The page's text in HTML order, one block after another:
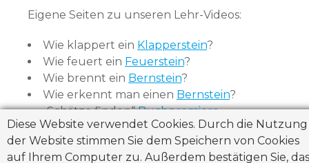
Eigene Seiten zu unseren Lehr-Videos:
Wie klappert ein Klapperstein?
Wie feuert ein Feuerstein?
Wie brennt ein Bernstein?
Wie erkennt man einen Bernstein?
„Schätze finden“Buchpremiere
Diese Website verwendet Cookies. Durch die Nutzung
der Website stimmen Sie dem Speichern von Cookies
auf Ihrem Computer zu. Außerdem bestätigen Sie,